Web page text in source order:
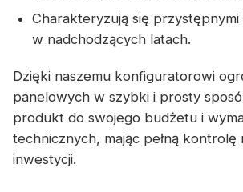
Charakteryzują się
w nadchodzących latach.
Dzięki naszemu konfiguratorowi
panelowych w szybki i prosty
produkt do swojego budżetu i
technicznych, mając pełną kontrolę
inwestycji.